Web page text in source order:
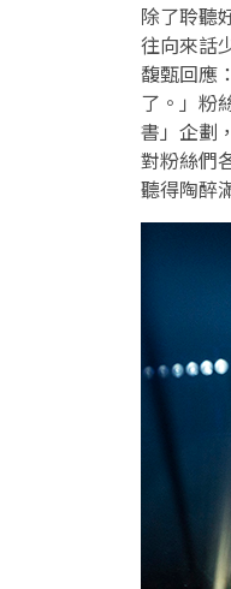
除了聆聽
往向來話
馥甄回應
了。」粉
書」企劃
對粉絲們
聽得陶醉